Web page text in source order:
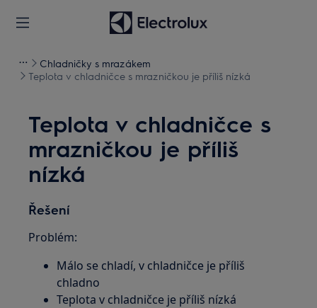
Chladničky s mrazákem
Teplota v chladničce s mrazničkou je příliš nízká
Teplota v chladničce s
mrazničkou je příliš
nízká
Řešení
Problém:
Málo se chladí, v chladničce je příliš
chladno
Teplota v chladničce je příliš nízká